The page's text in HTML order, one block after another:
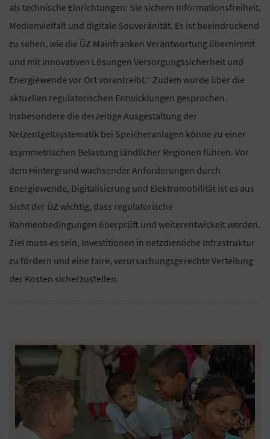
als technische Einrichtungen: Sie sichern Informationsfreiheit,
Medienvielfalt und digitale Souveränität. Es ist beeindruckend
zu sehen, wie die ÜZ Mainfranken Verantwortung übernimmt
und mit innovativen Lösungen Versorgungssicherheit und
Energiewende vor Ort vorantreibt.“ Zudem wurde über die
aktuellen regulatorischen Entwicklungen gesprochen.
Insbesondere die derzeitige Ausgestaltung der
Netzentgeltsystematik bei Speicheranlagen könne zu einer
asymmetrischen Belastung ländlicher Regionen führen. Vor
dem Hintergrund wachsender Anforderungen durch
Energiewende, Digitalisierung und Elektromobilität ist es aus
Sicht der ÜZ wichtig, dass regulatorische
Rahmenbedingungen überprüft und weiterentwickelt werden.
Ziel muss es sein, Investitionen in netzdienliche Infrastruktur
zu fördern und eine faire, verursachungsgerechte Verteilung
der Kosten sicherzustellen.